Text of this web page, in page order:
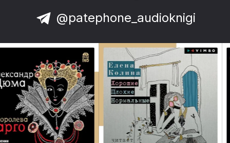
@patephone_audioknigi